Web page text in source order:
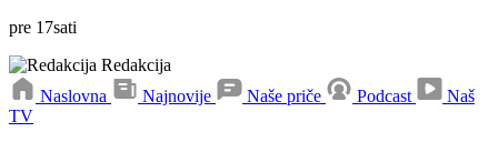
pre 17sati
Redakcija
Naslovna
Najnovije Naše priče Podcast
Naš
TV